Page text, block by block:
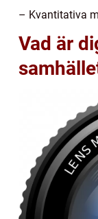
– Kvantitativa
Vad är